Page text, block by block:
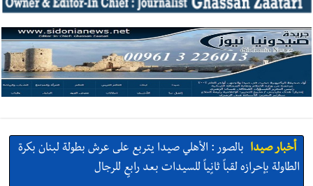
أخبار صيدا بالصور : الأهلي صيدا يتربع على عرش بطولة لبنان بكرة
الطاولة بإحرازه لقباً ثانٍياً للسيدات بعد رابعٍ للرجال